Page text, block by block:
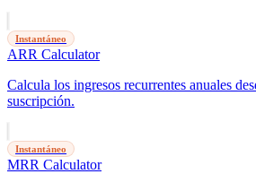
Instantáneo
ARR Calculator
Calcula los ingresos recurrentes anuales
suscripción.
Instantáneo
MRR Calculator